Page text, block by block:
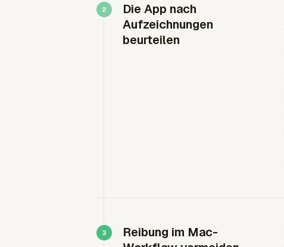
Die App nach
Aufzeichnungen
beurteilen
Reibung im Mac-